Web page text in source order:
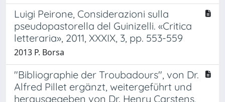
Luigi Peirone, Considerazioni sulla
pseudopastorella del Guinizelli. «Critica
letteraria», 2011, XXXIX, 3, pp. 553-559
2013 P. Borsa
"Bibliographie der Troubadours", von Dr.
Alfred Pillet ergänzt, weitergeführt und
herausgegeben von Dr. Henry Carstens,